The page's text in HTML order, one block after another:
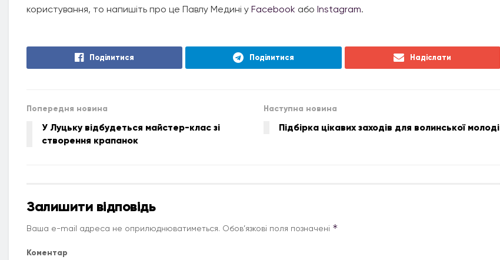
користування, то напишіть про це Павлу Медині у Facebook або Instagram.
Поділитися Поділитися Надіслати
Попередня новина
У Луцьку відбудеться майстер-клас зі
створення крапанок
Наступна новина
Підбірка цікавих заходів для волинської молоді
Залишити відповідь
Ваша e-mail адреса не оприлюднюватиметься. Обов’язкові поля позначені *
Коментар